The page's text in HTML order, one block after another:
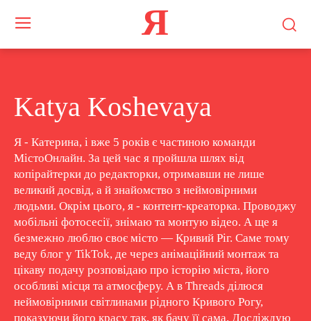
Я
Katya Koshevaya
Я - Катерина, і вже 5 років є частиною команди
МістоОнлайн. За цей час я пройшла шлях від
копірайтерки до редакторки, отримавши не лише
великий досвід, а й знайомство з неймовірними
людьми. Окрім цього, я - контент-креаторка. Проводжу
мобільні фотосесії, знімаю та монтую відео. А ще я
безмежно люблю своє місто — Кривий Ріг. Саме тому
веду блог у TikTok, де через анімаційний монтаж та
цікаву подачу розповідаю про історію міста, його
особливі місця та атмосферу. А в Threads ділюся
неймовірними світлинами рідного Кривого Рогу,
показуючи його красу так, як бачу її сама. Досліждую